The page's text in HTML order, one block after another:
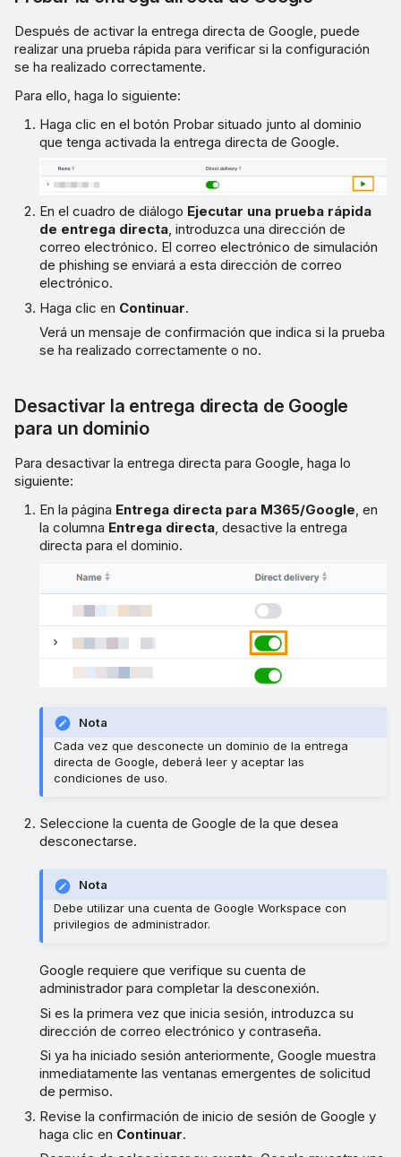
Después de activar la entrega directa de Google, puede
realizar una prueba rápida para verificar si la configuración
se ha realizado correctamente.
Para ello, haga lo siguiente:
Haga clic en el botón Probar situado junto al dominio
que tenga activada la entrega directa de Google.
En el cuadro de diálogo Ejecutar una prueba rápida
de entrega directa, introduzca una dirección de
correo electrónico. El correo electrónico de simulación
de phishing se enviará a esta dirección de correo
electrónico.
Haga clic en Continuar.
Verá un mensaje de confirmación que indica si la prueba
se ha realizado correctamente o no.
Desactivar la entrega directa de Google
para un dominio
Para desactivar la entrega directa para Google, haga lo
siguiente:
En la página Entrega directa para M365/Google, en
la columna Entrega directa, desactive la entrega
directa para el dominio.
Nota
Cada vez que desconecte un dominio de la entrega
directa de Google, deberá leer y aceptar las
condiciones de uso.
Seleccione la cuenta de Google de la que desea
desconectarse.
Nota
Debe utilizar una cuenta de Google Workspace con
privilegios de administrador.
Google requiere que verifique su cuenta de
administrador para completar la desconexión.
Si es la primera vez que inicia sesión, introduzca su
dirección de correo electrónico y contraseña.
Si ya ha iniciado sesión anteriormente, Google muestra
inmediatamente las ventanas emergentes de solicitud
de permiso.
Revise la confirmación de inicio de sesión de Google y
haga clic en Continuar.